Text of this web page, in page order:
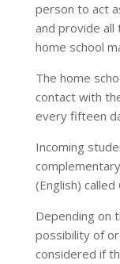
person to act
and provide
home school
The home
contact with
every fifteen
Incoming
(English) called
Depending on
possibility of
considered if